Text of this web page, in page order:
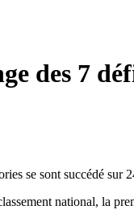
des 7
se sont succédé
national, la